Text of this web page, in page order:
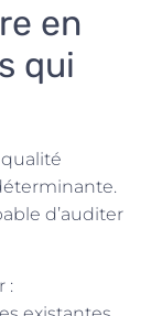
en
qui
d’auditer
: